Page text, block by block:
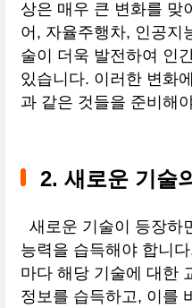
상은 매우 큰 변화를 맞
어, 자율주행차, 인공지
술이 더욱 발전하여 인
있습니다. 이러한 변화
과 같은 것들을 준비해
2. 새로운 기술
새로운 기술이 등장하
능력을 습득해야 합니
마다 해당 기술에 대한
정보를 습득하고, 이를